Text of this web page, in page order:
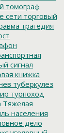
томограф
сети торговый
трагедия
сигнал
книжка
туберкулез
турпоход
Тяжелая
населения
дело